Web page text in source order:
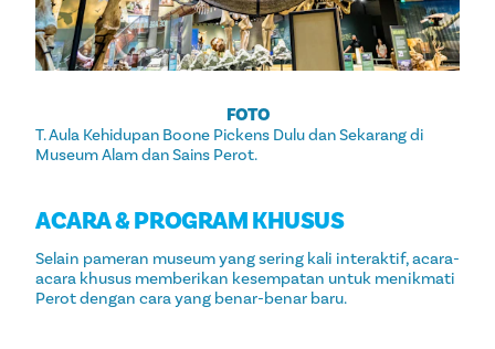
FOTO
T. Aula Kehidupan Boone Pickens Dulu dan Sekarang di
Museum Alam dan Sains Perot.
ACARA & PROGRAM KHUSUS
Selain pameran museum yang sering kali interaktif, acara-
acara khusus memberikan kesempatan untuk menikmati
Perot dengan cara yang benar-benar baru.